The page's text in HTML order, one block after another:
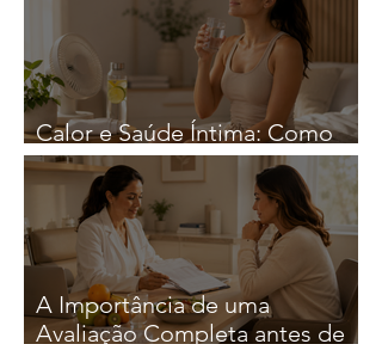
Calor e Saúde Íntima: Como
Reduzir o Risco de Infeções
A Importância de uma
Avaliação Completa antes de